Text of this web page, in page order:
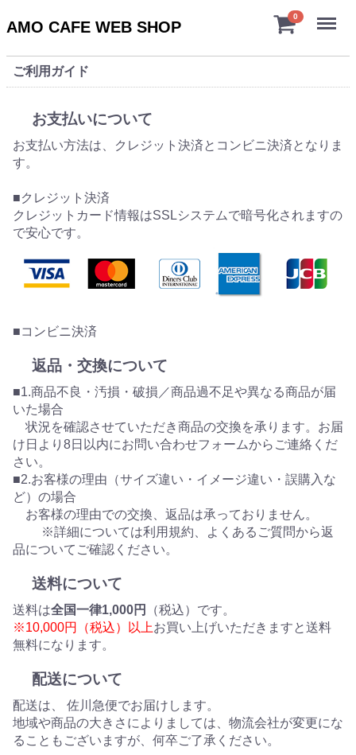
AMO CAFE WEB SHOP
0 Menu
ご利用ガイド
お支払いについて
お支払い方法は、クレジット決済とコンビニ決済となりま
す。
■クレジット決済
クレジットカード情報はSSLシステムで暗号化されますの
で安心です。
■コンビニ決済
返品・交換について
■1.商品不良・汚損・破損／商品過不足や異なる商品が届
いた場合
状況を確認させていただき商品の交換を承ります。お届
け日より8日以内にお問い合わせフォームからご連絡くだ
さい。
■2.お客様の理由（サイズ違い・イメージ違い・誤購入な
ど）の場合
お客様の理由での交換、返品は承っておりません。
※詳細については利用規約、よくあるご質問から返
品についてご確認ください。
送料について
送料は全国一律1,000円
（税込）です。
※10,000円（税込）以上お買い上げいただきますと送料
無料になります。
配送について
配送は、 佐川急便でお届けします。
地域や商品の大きさによりましては、物流会社が変更にな
ることもございますが、何卒ご了承ください。